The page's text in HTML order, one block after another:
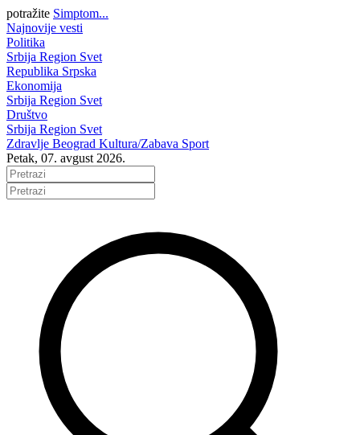
potražite Simptom...
Najnovije vesti
Politika
Srbija Region Svet
Republika Srpska
Ekonomija
Srbija Region Svet
Društvo
Srbija Region Svet
Zdravlje Beograd Kultura/Zabava Sport
Petak, 07. avgust 2026.